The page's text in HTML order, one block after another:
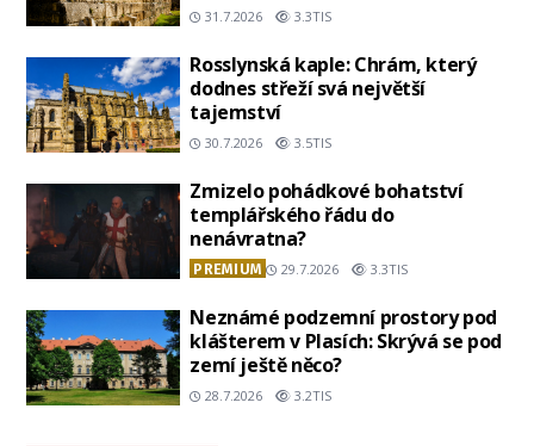
31.7.2026 3.3TIS
Rosslynská kaple: Chrám, který
dodnes střeží svá největší
tajemství
30.7.2026 3.5TIS
Zmizelo pohádkové bohatství
templářského řádu do
nenávratna?
PREMIUM 29.7.2026 3.3TIS
Neznámé podzemní prostory pod
klášterem v Plasích: Skrývá se pod
zemí ještě něco?
28.7.2026 3.2TIS